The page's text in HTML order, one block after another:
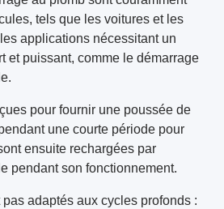
tels que les voitures et les
applications nécessitant un
et puissant, comme le démarrage
pour fournir une poussée de
une courte période pour
ensuite rechargées par
pendant son fonctionnement.
adaptés aux cycles profonds :